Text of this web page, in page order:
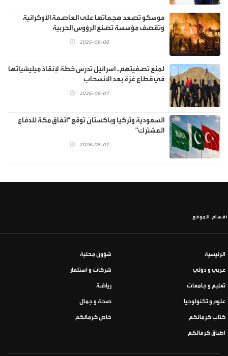
موسكو تصعد هجماتها على العاصمة الأوكرانية
وتقصف مؤسسة تصنع الرؤوس الحربية
2026-08-08
لمنع تصفيتهم.. اسرائيل تدرس خطة لإنقاذ ميليشياتها
في قطاع غزة بعد الانسحاب
2026-08-07
السعودية وتركيا وباكستان توقع "اتفاق مكة للدفاع
المشترك"
2026-08-07
أقسام الموقع
الرئيسية شؤون محلية
عربي و دولي شركات و استثمار
تعليم و جامعات رياضة
علوم و تكنولوجيا صحة و جمال
كتاب كرمالكم خاص كرمالكم
اطباق كرمالكم